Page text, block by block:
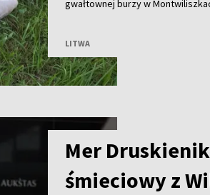
gwałtownej burzy w
LITWA
Mer
śmieciowy z